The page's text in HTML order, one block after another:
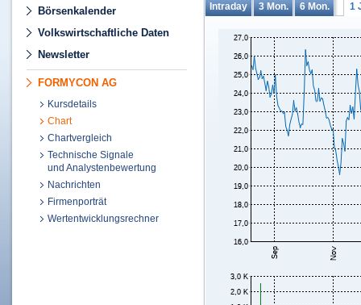
Börsenkalender
Volkswirtschaftliche Daten
Newsletter
FORMYCON AG
Kursdetails
Chart
Chartvergleich
Technische Signale
und Analystenbewertung
Nachrichten
Firmenporträt
Wertentwicklungsrechner
Intraday 3 Mon. 6 Mon. 1